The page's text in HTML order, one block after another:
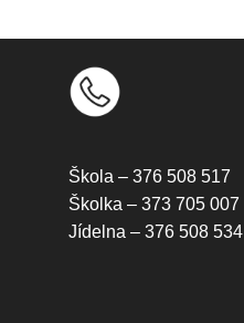
Škola – 376 508 517
Školka – 373 705 007
Jídelna – 376 508 534